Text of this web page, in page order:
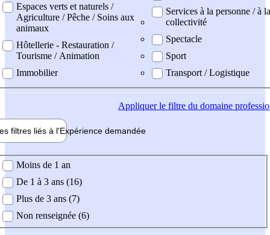
Espaces verts et naturels /
Agriculture / Pêche / Soins aux
animaux
Hôtellerie - Restauration /
Tourisme / Animation
Immobilier
Services à la personne / à la
collectivité
Spectacle
Sport
Transport / Logistique
Appliquerle filtre du domaine
filtres liés à l'Expérience demandée
demandée
Moins de 1 an
De 1 à 3 ans (16)
Plus de 3 ans (7)
Non renseignée (6)